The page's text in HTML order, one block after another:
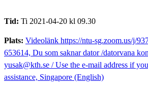
Tid: Ti 2021-04-20 kl 09.30
Plats: Videolänk https://ntu-sg.zoom.us/j/
653614, Du som saknar dator /datorvana
yusak@kth.se / Use the e-mail address if
assistance, Singapore (English)